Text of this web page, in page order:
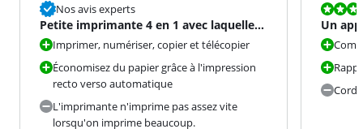
Nos avis experts
Petite imprimante 4 en 1 avec laquelle
j'imprime des photos
Imprimer, numériser, copier et télécopier
Économisez du papier grâce à l'impression
recto verso automatique
L'imprimante n'imprime pas assez vite
lorsqu'on imprime beaucoup.
La note est
Un